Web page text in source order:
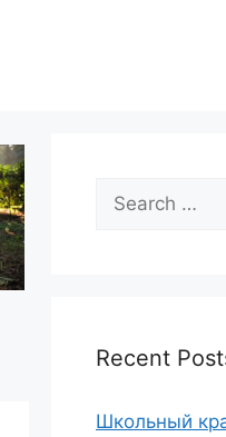
Search
for:
Recent
Школьный